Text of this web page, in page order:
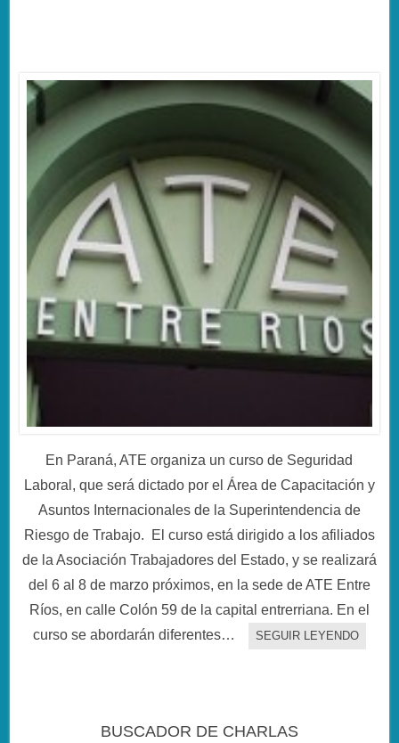
En Paraná, ATE organiza un curso de Seguridad
Laboral, que será dictado por el Área de Capacitación y
Asuntos Internacionales de la Superintendencia de
Riesgo de Trabajo. El curso está dirigido a los afiliados
de la Asociación Trabajadores del Estado, y se realizará
del 6 al 8 de marzo próximos, en la sede de ATE Entre
Ríos, en calle Colón 59 de la capital entrerriana. En el
curso se abordarán diferentes…
SEGUIR LEYENDO
BUSCADOR DE CHARLAS